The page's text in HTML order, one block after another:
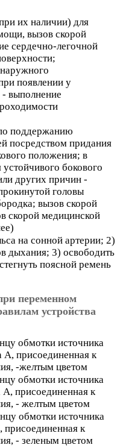
их наличии) для
вызов скорой
сердечно-легочной
появлении у
выполнение
поддержанию
посредством придания
положения; в
бокового
других причин -
головы
вызов скорой
скорой медицинской
на сонной артерии; 2)
дыхания; 3) освободить
поясной ремень
переменном
устройства
обмотки источника
присоединенная к
-желтым цветом
обмотки источника
присоединенная к
- желтым цветом
обмотки источника
к
- зеленым цветом